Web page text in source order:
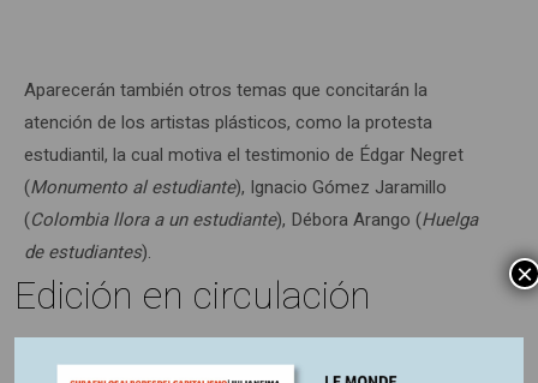
Aparecerán también otros temas que concitarán la
atención de los artistas plásticos, como la protesta
estudiantil, la cual motiva el testimonio de Édgar Negret
(Monumento al estudiante), Ignacio Gómez Jaramillo
(Colombia llora a un estudiante), Débora Arango (Huelga
de estudiantes).
Esta generación de escritores, artistas plásticos,
Edición en circulación ×